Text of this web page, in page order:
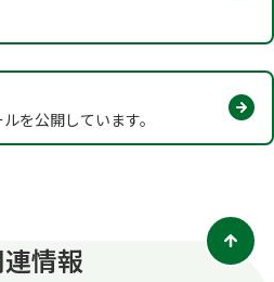
開
く
を公開しています。
情報